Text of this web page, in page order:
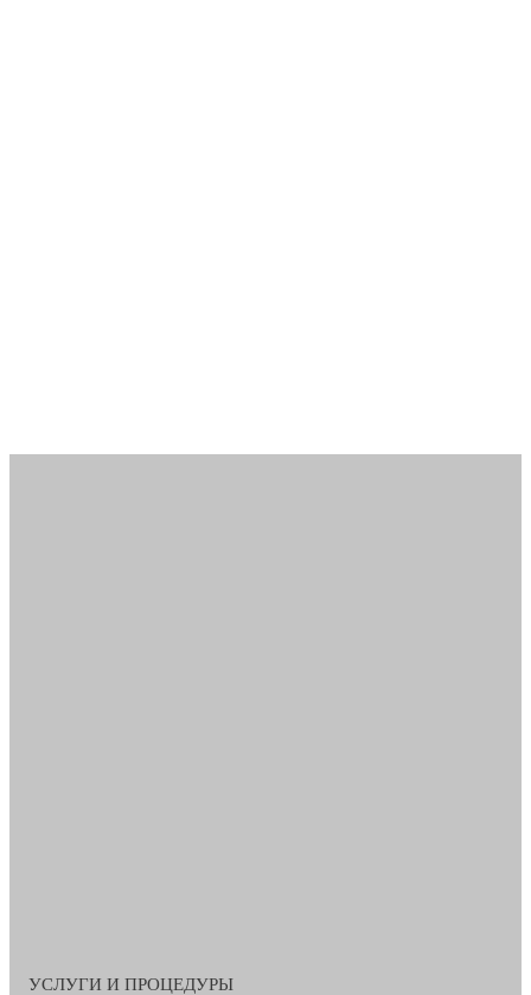
УСЛУГИ И ПРОЦЕДУРЫ